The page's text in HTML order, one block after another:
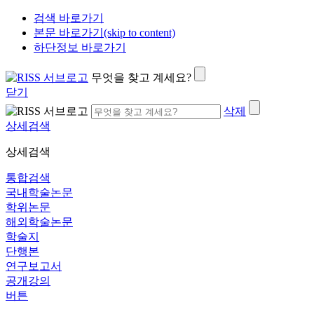
검색 바로가기
본문 바로가기(skip to content)
하단정보 바로가기
무엇을 찾고 계세요?
닫기
삭제
상세검색
상세검색
통합검색
국내학술논문
학위논문
해외학술논문
학술지
단행본
연구보고서
공개강의
버튼